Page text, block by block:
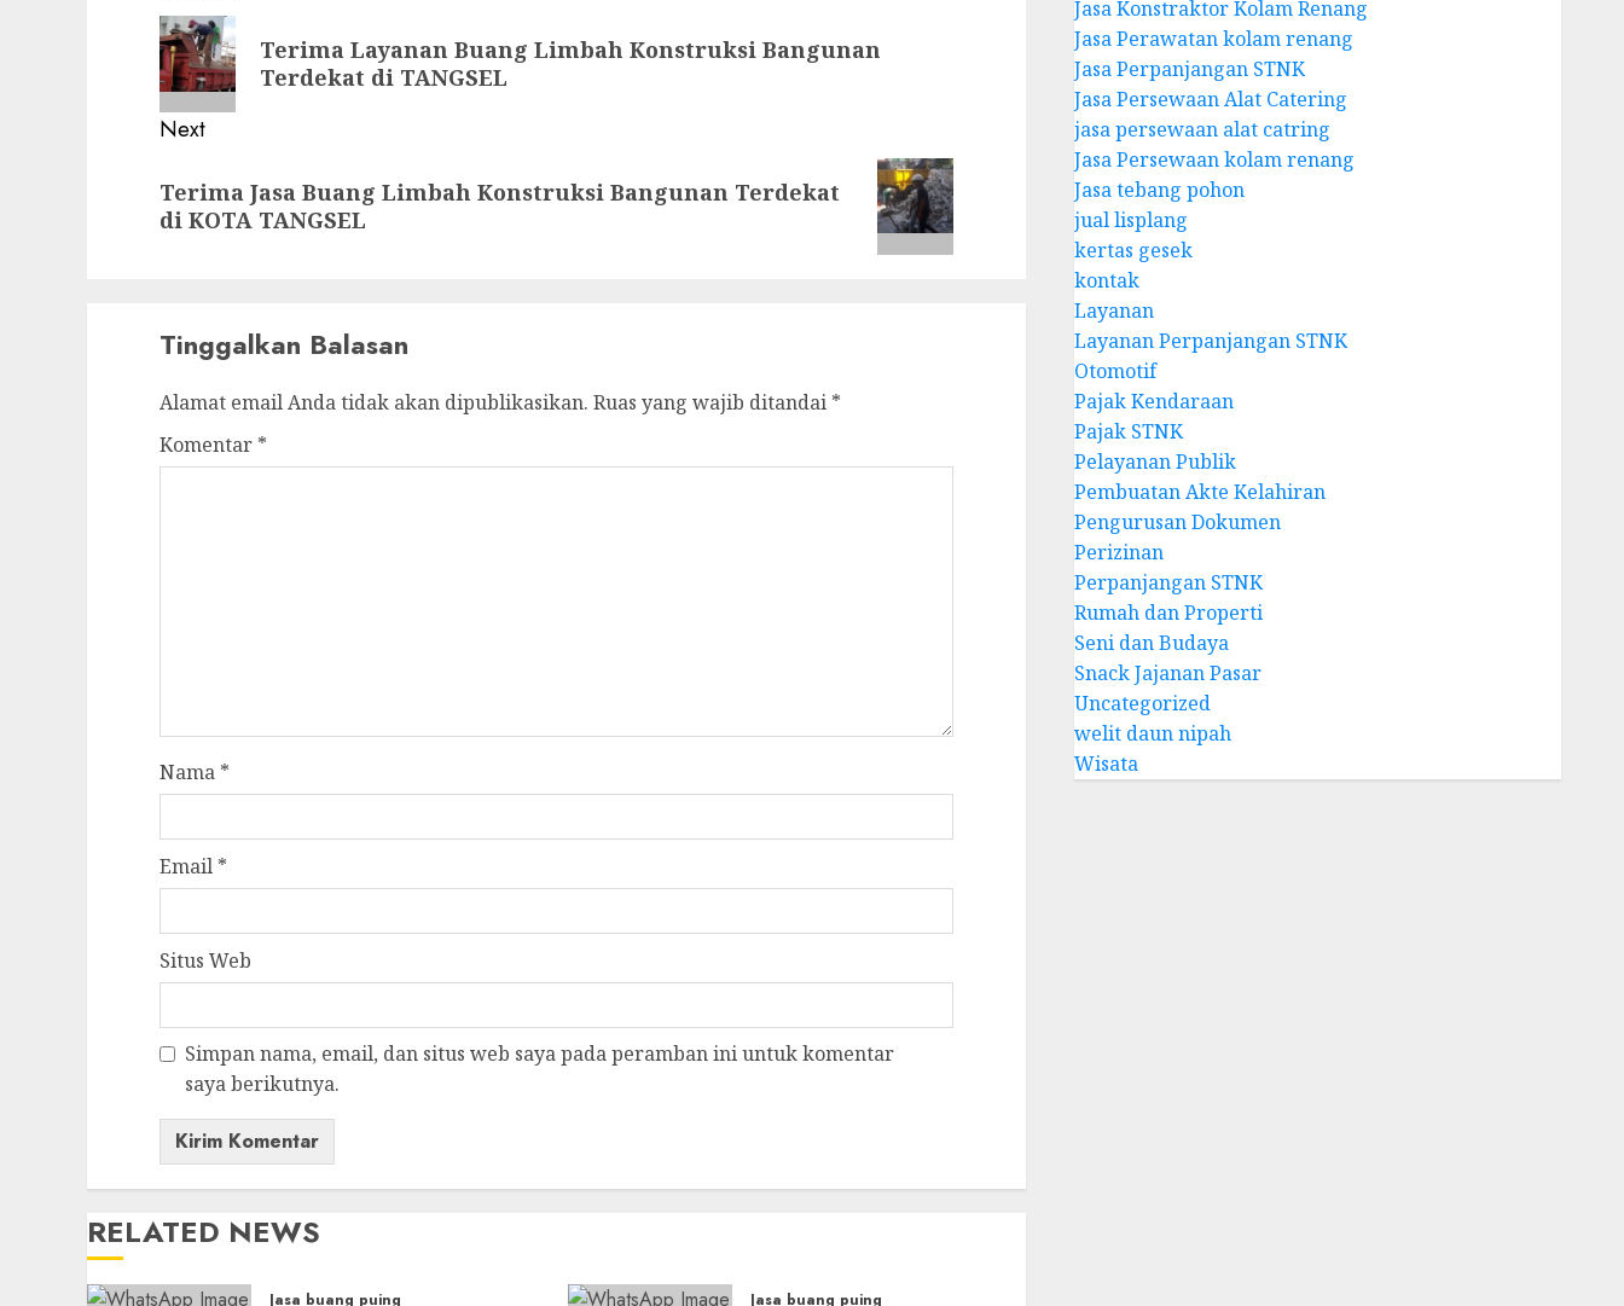
navigation
Previous
post:
Terima Layanan Buang Limbah Konstruksi Bangunan
Terdekat di TANGSEL
Next
post:
Terima Jasa Buang Limbah Konstruksi Bangunan Terdekat
di KOTA TANGSEL
Tinggalkan Balasan
Alamat email Anda tidak akan dipublikasikan. Ruas yang wajib ditandai *
Komentar *
Nama *
Email *
Situs Web
Simpan nama, email, dan situs web saya pada peramban ini untuk komentar
saya berikutnya.
RELATED NEWS
Jasa buang puing Jasa buang puing
Jasa Konstraktor Kolam Renang
Jasa Perawatan kolam renang
Jasa Perpanjangan STNK
Jasa Persewaan Alat Catering
jasa persewaan alat catring
Jasa Persewaan kolam renang
Jasa tebang pohon
jual lisplang
kertas gesek
kontak
Layanan
Layanan Perpanjangan STNK
Otomotif
Pajak Kendaraan
Pajak STNK
Pelayanan Publik
Pembuatan Akte Kelahiran
Pengurusan Dokumen
Perizinan
Perpanjangan STNK
Rumah dan Properti
Seni dan Budaya
Snack Jajanan Pasar
Uncategorized
welit daun nipah
Wisata